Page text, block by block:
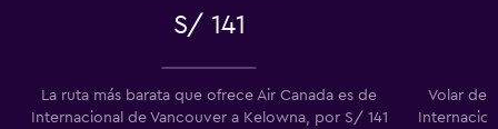
S/ 141
La ruta más barata que ofrece Air Canada es de
Internacional de Vancouver a Kelowna, por S/ 141
Volar de